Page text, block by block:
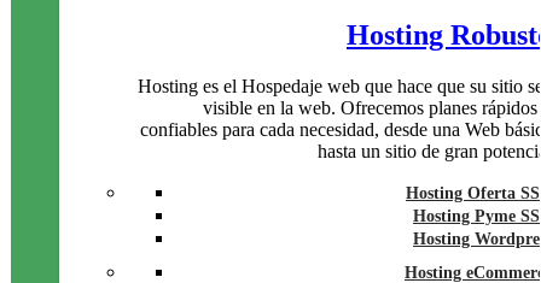
Hosting
Hosting es el Hospedaje web que hace que su sitio
visible en la web. Ofrecemos planes
confiables para cada necesidad, desde una Web
hasta un sitio de gran
Hosting Oferta
Hosting Pyme
Hosting
Hosting